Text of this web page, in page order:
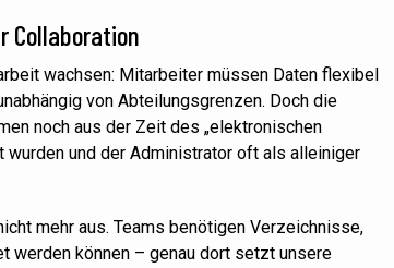
Collaboration
wachsen: Mitarbeiter müssen Daten flexibel
von Abteilungsgrenzen. Doch die
noch aus der Zeit des „elektronischen
und der Administrator oft als alleiniger
mehr aus. Teams benötigen Verzeichnisse,
werden können – genau dort setzt unsere